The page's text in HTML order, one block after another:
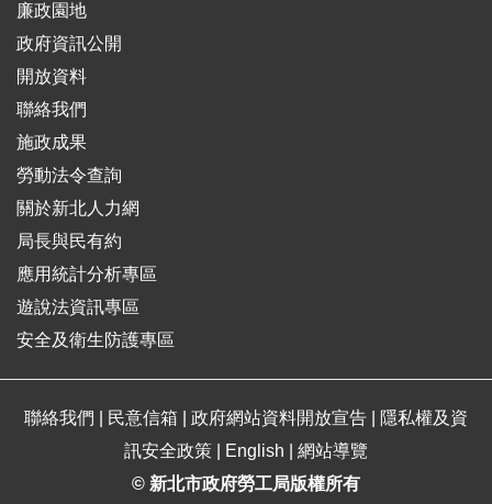
廉政園地
政府資訊公開
開放資料
聯絡我們
施政成果
勞動法令查詢
關於新北人力網
局長與民有約
應用統計分析專區
遊說法資訊專區
安全及衛生防護專區
聯絡我們 民意信箱 政府網站資料開放宣告
隱私權及資
訊安全政策
English
網站導覽
© 新北市政府勞工局版權所有